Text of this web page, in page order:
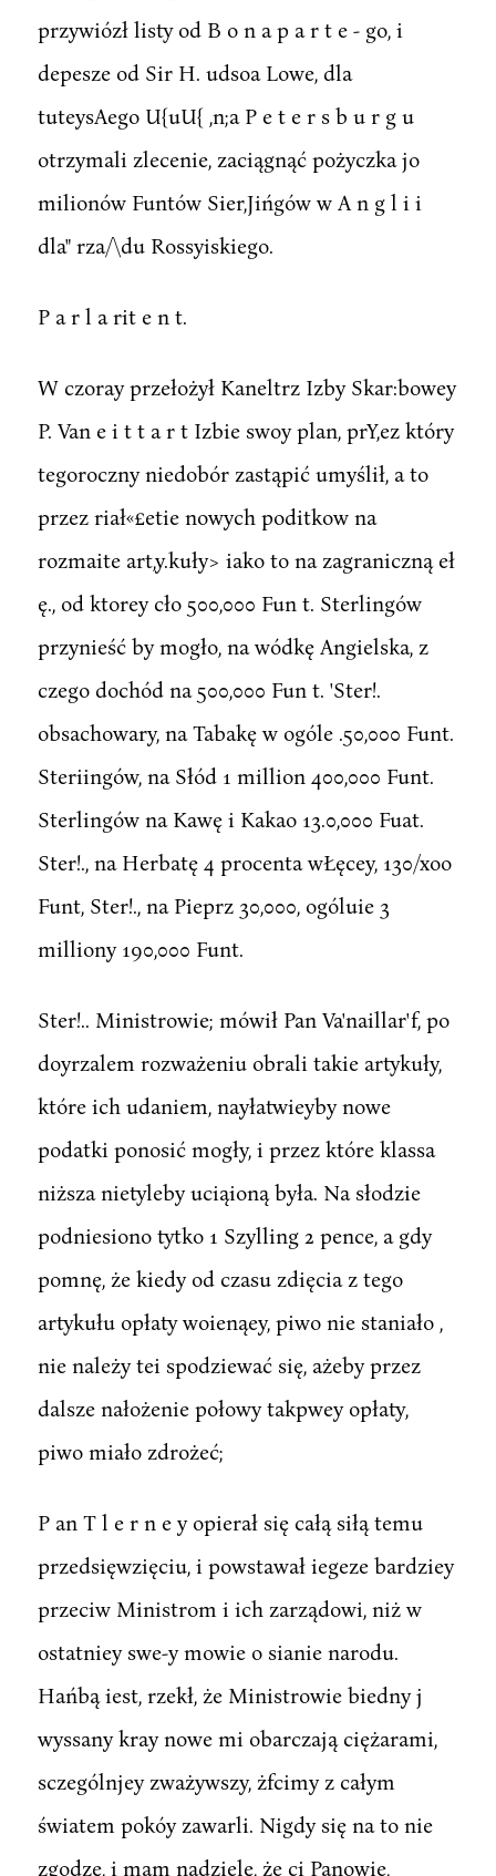
przywiózł listy od B o n a p a r t e - go, i
depesze od Sir H. udsoa Lowe, dla
tuteysAego U{uU{ ,n;a P e t e r s b u r g u
otrzymali zlecenie, zaciągnąć pożyczka jo
milionów Funtów Sier,Jińgów w A n g l i i
dla" rza/\du Rossyiskiego.
P a r l a rit e n t.
W czoray przełożył Kaneltrz Izby Skar:bowey
P. Van e i t t a r t Izbie swoy plan, prY,ez który
tegoroczny niedobór zastąpić umyślił, a to
przez riał«£etie nowych poditkow na
rozmaite art,y.kuły> iako to na zagraniczną eł
ę., od ktorey cło 500,000 Fun t. Sterlingów
przynieść by mogło, na wódkę Angielska, z
czego dochód na 500,000 Fun t. 'Ster!.
obsachowary, na Tabakę w ogóle .50,000 Funt.
Steriingów, na Słód 1 million 400,000 Funt.
Sterlingów na Kawę i Kakao 13.0,000 Fuat.
Ster!., na Herbatę 4 procenta wŁęcey, 130/xoo
Funt, Ster!., na Pieprz 30,000, ogóluie 3
milliony 190,000 Funt.
Ster!.. Ministrowie; mówił Pan Va'naillar'f, po
doyrzalem rozważeniu obrali takie artykuły,
które ich udaniem, nayłatwieyby nowe
podatki ponosić mogły, i przez które klassa
niższa nietyleby uciąioną była. Na słodzie
podniesiono tytko 1 Szylling 2 pence, a gdy
pomnę, że kiedy od czasu zdięcia z tego
artykułu opłaty woienąey, piwo nie staniało ,
nie należy tei spodziewać się, ażeby przez
dalsze nałożenie połowy takpwey opłaty,
piwo miało zdrożeć;
P an T l e r n e y opierał się całą siłą temu
przedsięwzięciu, i powstawał iegeze bardziey
przeciw Ministrom i ich zarządowi, niż w
ostatniey swe-y mowie o sianie narodu.
Hańbą iest, rzekł, że Ministrowie biedny j
wyssany kray nowe mi obarczają ciężarami,
sczególnjey zważywszy, żfcimy z całym
światem pokóy zawarli. Nigdy się na to nie
zgodzę, i mam nadzielę, że ci Panowie,